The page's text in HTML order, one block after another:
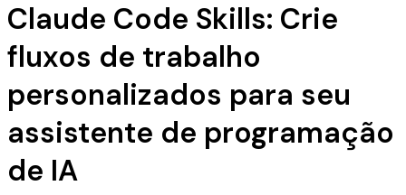
Claude Code Skills: Crie
fluxos de trabalho
personalizados para seu
assistente de programação
de IA